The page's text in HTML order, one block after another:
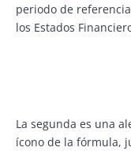
periodo de
los Estados
La segunda es una
ícono de la fórmula,